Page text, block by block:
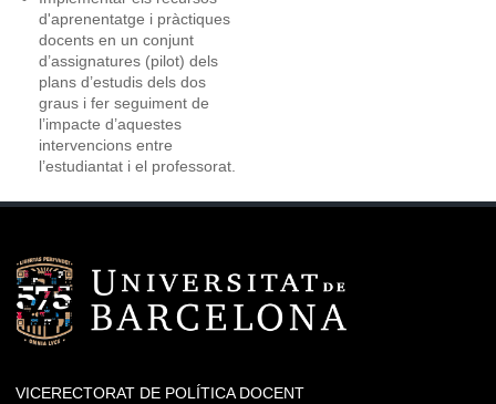
d'aprenentatge i pràctiques
docents en un conjunt
d’assignatures (pilot) dels
plans d’estudis dels dos
graus i fer seguiment de
l’impacte d’aquestes
intervencions entre
l’estudiantat i el professorat.
VICERECTORAT DE POLÍTICA DOCENT